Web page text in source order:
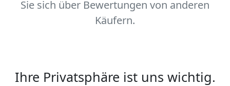
Sie sich über Bewertungen von anderen
Käufern.
Ihre Privatsphäre ist uns wichtig.